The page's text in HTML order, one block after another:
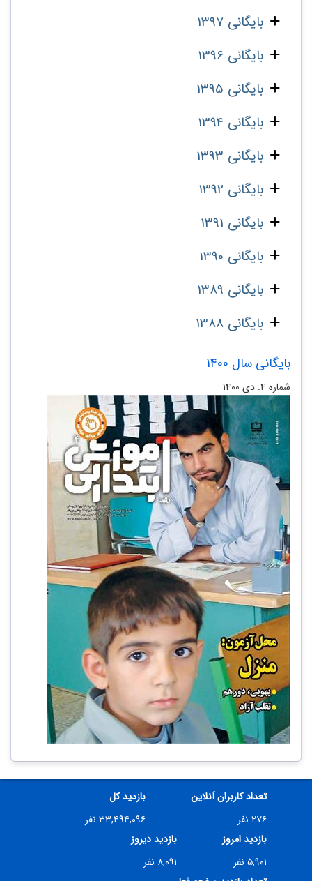
بایگانی 1397
بایگانی 1396
بایگانی 1395
بایگانی 1394
بایگانی 1393
بایگانی 1392
بایگانی 1391
بایگانی 1390
بایگانی 1389
بایگانی 1388
بایگانی سال 1400
شماره ۴. دی ۱۴۰۰
تعداد کاربران آنلاین
۲۷۶ نفر
بازدید کل
۳۳,۴۹۴,۰۹۶ نفر
بازدید امروز
۵,۹۰۱ نفر
بازدید دیروز
۸,۰۹۱ نفر